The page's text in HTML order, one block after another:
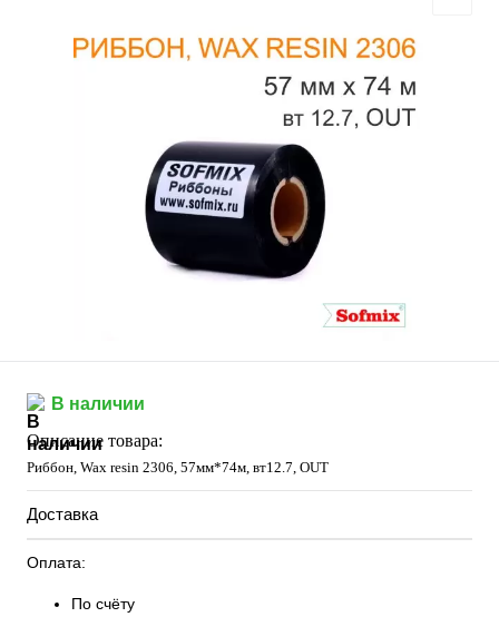
В наличии
Описание товара:
Риббон, Wax resin 2306, 57мм*74м, вт12.7, OUT
Доставка
Оплата:
По счёту